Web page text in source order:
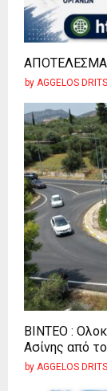
by AGGELOS
ΒΙΝΤΕΟ :
Ασίνης από
by AGGELOS